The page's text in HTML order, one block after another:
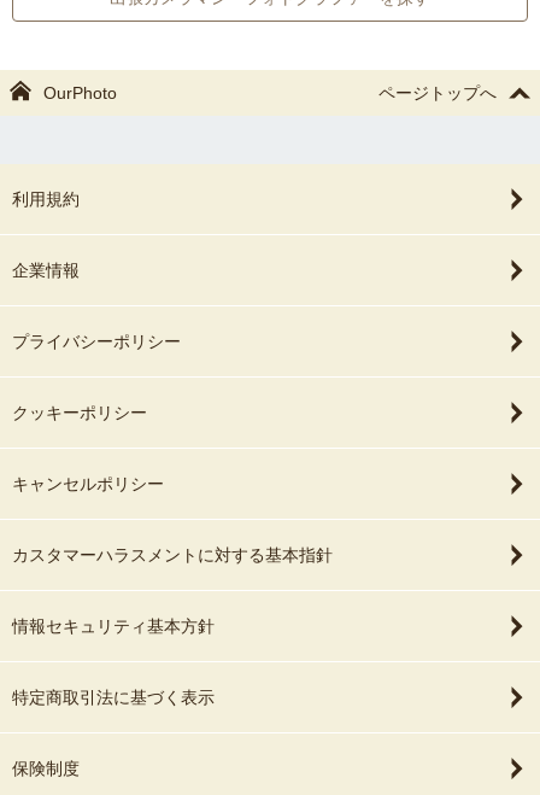
OurPhoto ページトップへ
利用規約
企業情報
プライバシーポリシー
クッキーポリシー
キャンセルポリシー
カスタマーハラスメントに対する基本指針
情報セキュリティ基本方針
特定商取引法に基づく表示
保険制度